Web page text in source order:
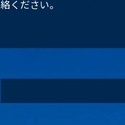
絡ください。